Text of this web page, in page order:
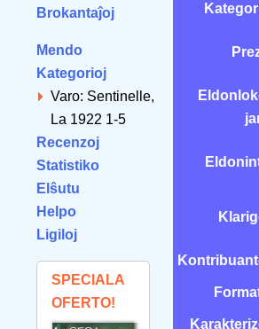
Brokantaĵoj
Mendo
Kategorioj
Varo: Sentinelle,
La 1922 1-5
Recenzoj
Statistiko
Elŝutu
Helpo
Ligiloj
SPECIALA
OFERTO!